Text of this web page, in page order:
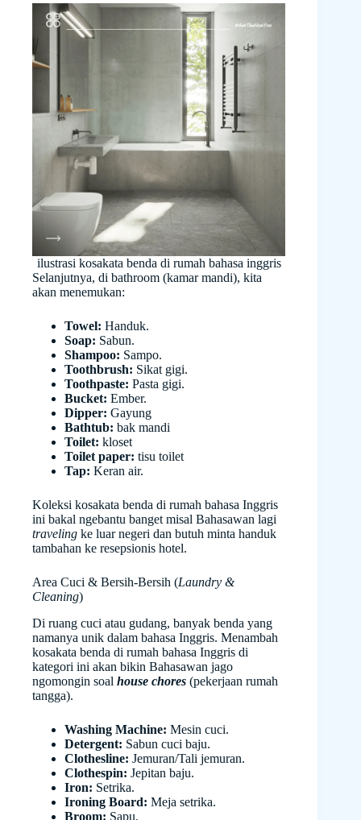
ilustrasi kosakata benda di rumah bahasa inggris
Selanjutnya, di bathroom (kamar mandi), kita
akan menemukan:
Towel: Handuk.
Soap: Sabun.
Shampoo: Sampo.
Toothbrush: Sikat gigi.
Toothpaste: Pasta gigi.
Bucket: Ember.
Dipper: Gayung
Bathtub: bak mandi
Toilet: kloset
Toilet paper: tisu toilet
Tap: Keran air.
Koleksi kosakata benda di rumah bahasa Inggris
ini bakal ngebantu banget misal Bahasawan lagi
traveling ke luar negeri dan butuh minta handuk
tambahan ke resepsionis hotel.
Area Cuci & Bersih-Bersih (Laundry &
Cleaning)
Di ruang cuci atau gudang, banyak benda yang
namanya unik dalam bahasa Inggris. Menambah
kosakata benda di rumah bahasa Inggris di
kategori ini akan bikin Bahasawan jago
ngomongin soal house chores (pekerjaan rumah
tangga).
Washing Machine: Mesin cuci.
Detergent: Sabun cuci baju.
Clothesline: Jemuran/Tali jemuran.
Clothespin: Jepitan baju.
Iron: Setrika.
Ironing Board: Meja setrika.
Broom: Sapu.